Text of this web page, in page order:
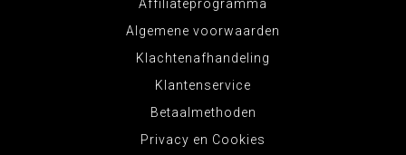
Affiliateprogramma
Algemene voorwaarden
Klachtenafhandeling
Klantenservice
Betaalmethoden
Privacy en Cookies